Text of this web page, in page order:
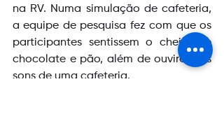
na RV. Numa simulação de cafeteria,
a equipe de pesquisa fez com que os
participantes sentissem o cheiro de
chocolate e pão, além de ouvirem os
sons de uma cafeteria.